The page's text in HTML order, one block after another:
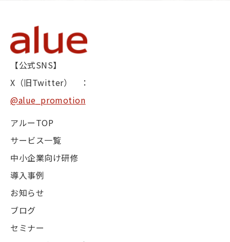
【公式SNS】
X（旧Twitter） ：
@alue_promotion
アルーTOP
サービス一覧
中小企業向け研修
導入事例
お知らせ
ブログ
セミナー